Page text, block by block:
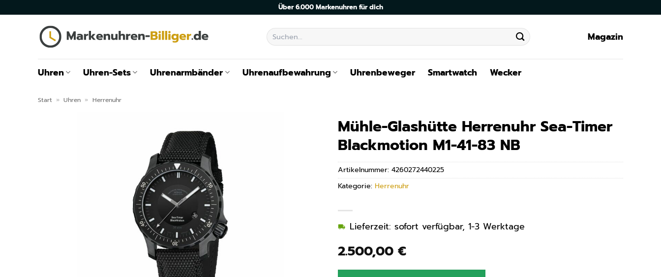
Über 6.000 Markenuhren für dich
Suchen
nach:
Magazin
Uhren Uhren-Sets Uhrenarmbänder Uhrenaufbewahrung Uhrenbeweger Smartwatch Wecker
Start » Uhren » Herrenuhr
Mühle-Glashütte Herrenuhr Sea-Timer
Blackmotion M1-41-83 NB
2.500,00 €
Lieferzeit: sofort verfügbar, 1-3 Werktage
Artikelnummer: 4260272440225
Kategorie: Herrenuhr